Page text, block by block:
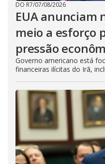
DO R7/07/08/2026
EUA anunciam
meio a esforço
pressão
Governo americano está
financeiras ilícitas do Irã,